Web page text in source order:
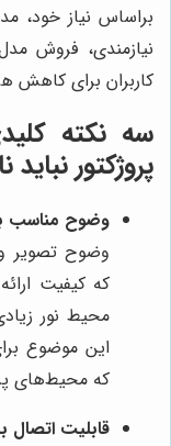
براساس نیاز خود،
نیازمندی، فروش
کاربران برای کاهش
سه نکته
پروژکتور نباید
وضوح مناسب
وضوح تصویر
که کیفیت
محیط نور
این موضوع
که محیط‌های
قابلیت